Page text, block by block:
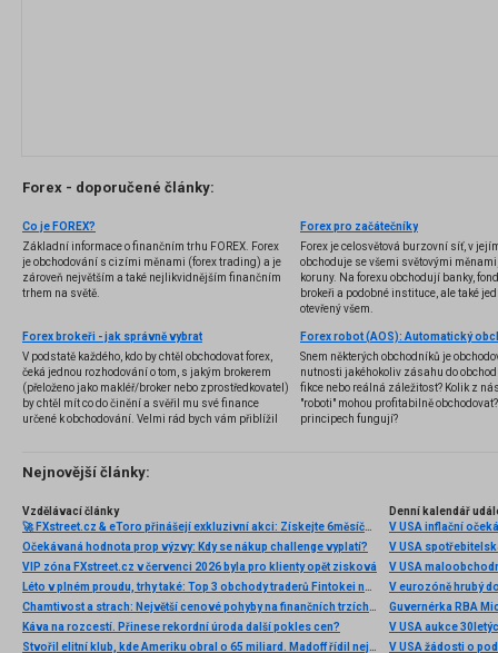
Forex - doporučené články:
Co je FOREX?
Základní informace o finančním trhu FOREX. Forex
je obchodování s cizími měnami (forex trading) a je
zároveň největším a také nejlikvidnějším finančním
trhem na světě.
Forex pro začátečníky
Forex je celosvětová burzovní síť, v
obchoduje se všemi světovými
koruny. Na forexu obchodují banky,
brokeři a podobné instituce, ale také
otevřený všem.
Forex brokeři - jak správně vybrat
V podstatě každého, kdo by chtěl obchodovat forex,
čeká jednou rozhodování o tom, s jakým brokerem
(přeloženo jako makléř/broker nebo zprostředkovatel)
by chtěl mít co do činění a svěřil mu své finance
určené k obchodování. Velmi rád bych vám přiblížil
několik příkladů nejznámějších z nich.
Snem některých obchodníků je
nutnosti jakéhokoliv zásahu do
fikce nebo reálná záležitost? Kolik z
"roboti" mohou profitabilně
principech fungují?
Nejnovější články:
Vzdělávací články
🚀 FXstreet.cz & eToro přinášejí exkluzivní akci: Získejte 6měsíční členství ve VIP zóně ZDARMA
Očekávaná hodnota prop výzvy: Kdy se nákup challenge vyplatí?
VIP zóna FXstreet.cz v červenci 2026 byla pro klienty opět zisková
Léto v plném proudu, trhy také: Top 3 obchody traderů Fintokei na indexech a zlatě
Chamtivost a strach: Největší cenové pohyby na finančních trzích (červenec 2026)
Káva na rozcestí. Přinese rekordní úroda další pokles cen?
Stvořil elitní klub, kde Ameriku obral o 65 miliard. Madoff řídil největší Ponzi dějin
Denní kalendář
V USA inflační
V USA
V USA
V eurozóně hrubý
Guvernérka RBA
V USA aukce
V USA žádosti o